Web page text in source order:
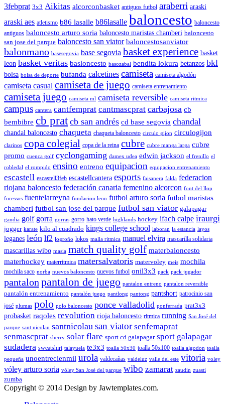
3febprat 3x3 Aikitas alcorconbasket antiguos futbol araberri araski
araski aes atletismo b86 lasalle b86lasalle baloncesto baloncesto
antiguos baloncesto arturo soria baloncesto maristas chamberi baloncesto
san jose del parque baloncesto san viator baloncestosanviator
balonmano basesegovia base segovia basket experience basket
leon basket veritas basloncesto basozabal bendita lokura betanzos bkl
bolsa bolsa de deporte bufanda calcetines camiseta camiseta algodón
camiseta casual camiseta de juego camiseta entrenamiento
camiseta juego camiseta ml camiseta reversible camiseta ritmica
campus cantera cantfemprat cantmascprat carbajosa cb
bembibre cb prat cb san andrés cd base segovia chandal
chandal baloncesto chaqueta chaqueta baloncesto circulo gijon circulogijon
clarinos copa colegial copa de la reina cubre cubre manga larga cubre
promo cuenca golf cyclongaming damex udea edwin jackson el frenillo el
robledal el rompido ensino entreno equipacion equipacion entrenamiento
escastell escastell3feb escastellcantera esports faisanera falda federacion
riojana baloncesto federación canaria femenino alcorcon font del llop
foressos fuentelarreyna fundacion leon futbol arturo soria futbol maristas
chamberi futbol san jose del parque futbol san viator galapagar
gandia golf gorra gorras gorro hato verde highlands hockey ifach calpe iraurgi
jogger karate kilo al cuadrado kings college school laboran la estancia layos
leganes león lf2 logroño lokos malla ritmica manuel elvira mascarilla solidaria
mascarillas wibo masia match quality golf materbaloncesto
materhockey materritmica matersalvatoris matervoley meis mochila
mochila saco norba nuevos baloncesto nuevos futbol onil3x3 pack pack jugador
pantalon pantalon de juego pantalon entreno pantalon reversible
pantalón entrenamiento pantalón juego pantlong pantong pantshort patrocinio san
josé plumas polo polo baloncesto ponce valladolid ponferrada prat3x3
probasket raqoles revolution rioja baloncesto ritmica running San José del
parque sant nicolau santnicolau san viator senfemaprat
senmascprat sherry solar flare sport cd galapagar sport galapagar
sudadera sweatshirt talayuela te3x3 toalla 50x30 toalla 50x100 toalla algodon toalla
pequeña unoentrecienmil urola valdecañas valdeluz valle del este vitoria voley
vóley arturo soria vóley San José del parque wibo zamarat zaudin zuasti
zumba
Copyright © 2014 Design by Jawtemplates.com.